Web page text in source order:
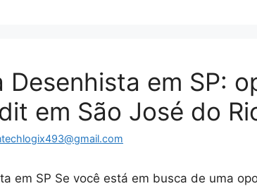
Desenhista em SP:
em São José do
em SP Se você está em busca de uma